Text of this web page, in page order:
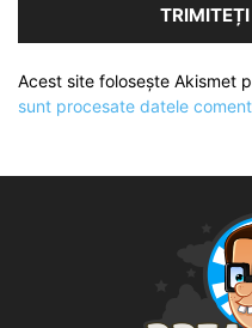
Acest site folosește Akismet
sunt procesate datele